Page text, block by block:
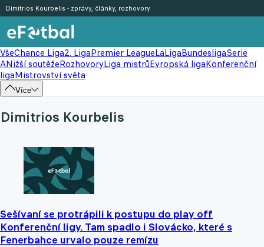
VšeChance Liga2. LigaPremier LeagueLaLigaBundesligaSerie
ANižší soutěžeRozhovoryLiga mistrůEvropská ligaKonferenční
ligaMistrovství světa
Více
Dimitrios Kourbelis - zprávy, články, rozhovory
Dimitrios Kourbelis
Sešívaní se protrápili k postupu do play off
Konferenční ligy. Tam spadlo i Slovácko, které s
Fenerbahce urvalo pouze remízu